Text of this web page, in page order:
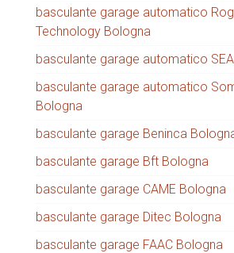
basculante garage automatico
Technology Bologna
basculante garage automatico
basculante garage automatico
Bologna
basculante garage Beninca
basculante garage Bft Bologna
basculante garage CAME Bologna
basculante garage Ditec Bologna
basculante garage FAAC Bologna